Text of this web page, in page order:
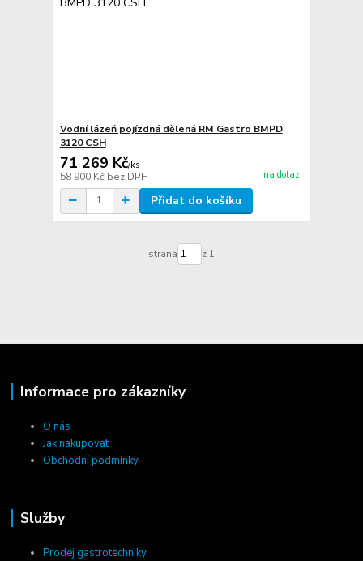
Vodní lázeň pojízdná dělená RM Gastro BMPD
3120 CSH
71 269 Kč/ks
58 900 Kč bez DPH na dotaz
Přidat do košíku
strana z 1
Informace pro zákazníky
O nás
Jak nakupovat
Obchodní podmínky
Služby
Prodej gastrotechniky